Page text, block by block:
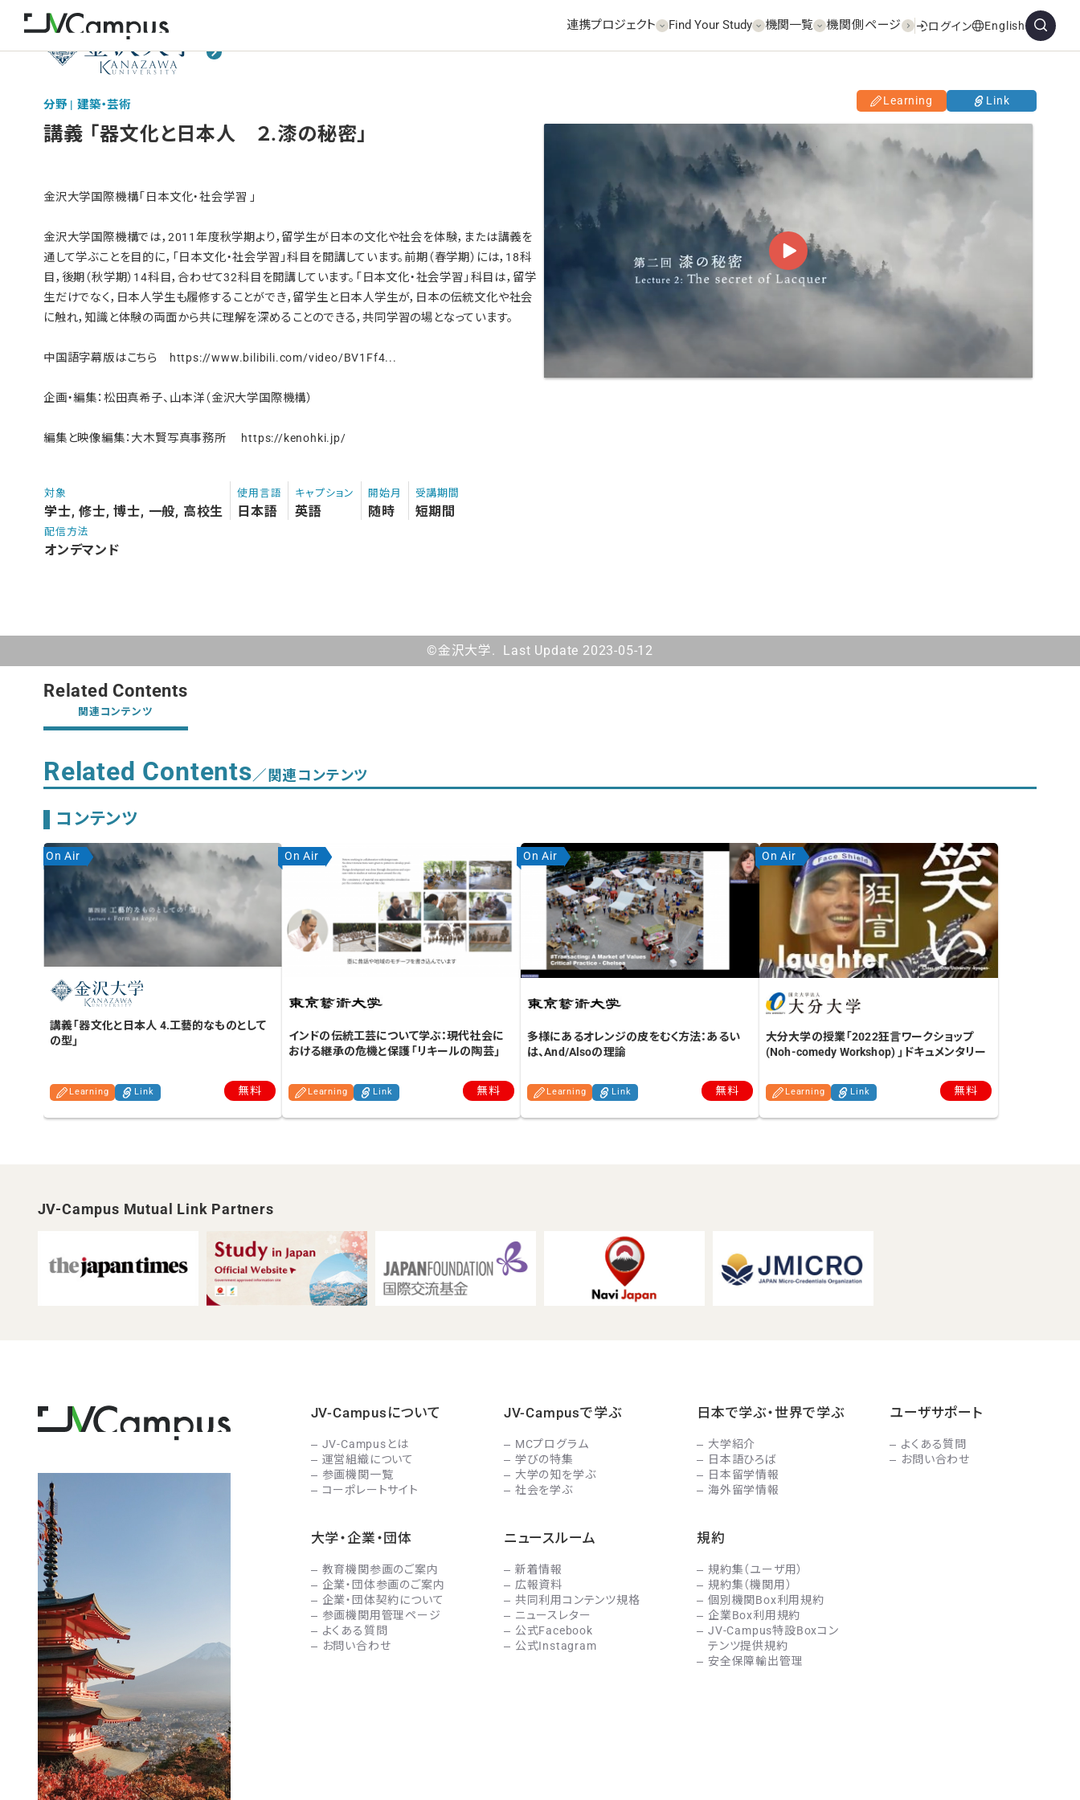
連携プロジェクト Find Your Study 機関一覧 機関側ページ ログイン English
分野 | 建築・芸術 Learning Link
講義 「器文化と日本人 ２.漆の秘密」
金沢大学国際機構「日本文化・社会学習 」
金沢大学国際機構では，2011年度秋学期より，留学生が日本の文化や社会を体験，または講義を
通して学ぶことを目的に，「日本文化・社会学習」科目を開講しています。前期（春学期）には，18科
目，後期（秋学期）14科目，合わせて32科目を開講しています。「日本文化・社会学習」科目は，留学
生だけでなく，日本人学生も履修することができ，留学生と日本人学生が，日本の伝統文化や社会
に触れ，知識と体験の両面から共に理解を深めることのできる，共同学習の場となっています。
中国語字幕版はこちら https://www.bilibili.com/video/BV1Ff4...
企画・編集：松田真希子、山本洋（金沢大学国際機構）
編集と映像編集：大木賢写真事務所 https://kenohki.jp/​
対象
学士, 修士, 博士, 一般, 高校生
使用言語
日本語
キャプション
英語
開始月
随時
受講期間
短期間
配信方法
オンデマンド
©金沢大学. Last Update 2023-05-12
Related Contents
関連コンテンツ
Related Contents／関連コンテンツ
コンテンツ
講義「器文化と日本人 4.工藝的なものとして
の型」
Learning Link 無料
On Air
インドの伝統工芸について学ぶ：現代社会に
おける継承の危機と保護「リキールの陶芸」
Learning Link 無料
On Air
多様にあるオレンジの皮をむく方法：あるい
は、And/Alsoの理論
Learning Link 無料
On Air
大分大学の授業「2022狂言ワークショップ
(Noh-comedy Workshop) 」ドキュメンタリー
Learning Link 無料
On Air
JV-Campus Mutual Link Partners
JV-Campusについて
JV-Campusとは
運営組織について
参画機関一覧
コーポレートサイト
JV-Campusで学ぶ
MCプログラム
学びの特集
大学の知を学ぶ
社会を学ぶ
日本で学ぶ・世界で学ぶ
大学紹介
日本語ひろば
日本留学情報
海外留学情報
ユーザサポート
よくある質問
お問い合わせ
大学・企業・団体
教育機関参画のご案内
企業・団体参画のご案内
企業・団体契約について
参画機関用管理ページ
よくある質問
お問い合わせ
ニュースルーム
新着情報
広報資料
共同利用コンテンツ規格
ニュースレター
公式Facebook
公式Instagram
規約
規約集（ユーザ用）
規約集（機関用）
個別機関Box利用規約
企業Box利用規約
JV-Campus特設Boxコン
テンツ提供規約
安全保障輸出管理